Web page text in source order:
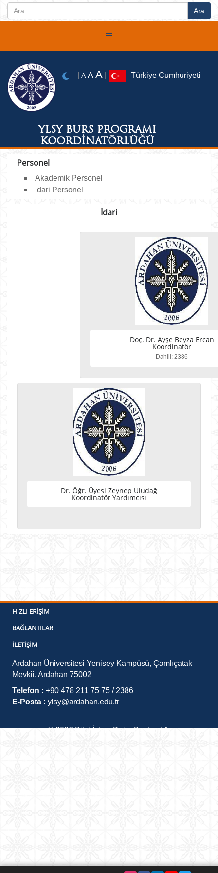
YLSY BURS PROGRAMI
KOORDİNATÖRLÜĞÜ
A A A Türkiye Cumhuriyeti
Personel
Akademik Personel
Idari Personel
İdari
Doç. Dr. Ayşe Beyza Ercan
Koordinatör
Dahili: 2386
Dr. Öğr. Üyesi Zeynep Uludağ
Koordinatör Yardımcısı
HIZLI ERIŞIM
BAĞLANTILAR
İLETIŞIM
Ardahan Üniversitesi Yenisey Kampüsü, Çamlıçatak
Mevkii, Ardahan 75002
Telefon : +90 478 211 75 75 / 2386
E-Posta : ylsy@ardahan.edu.tr
©2026Bilgi İşlem Daire Başkanlığı